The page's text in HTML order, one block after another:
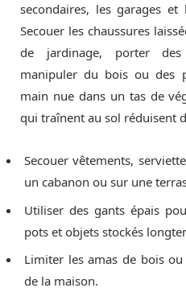
secondaires, les garages
Secouer les chaussures
de jardinage, porter
manipuler du bois ou des
main nue dans un tas de
qui traînent au sol réduisent
Secouer vêtements,
un cabanon ou sur une
Utiliser des gants épais
pots et objets stockés
Limiter les amas de bois
de la maison.